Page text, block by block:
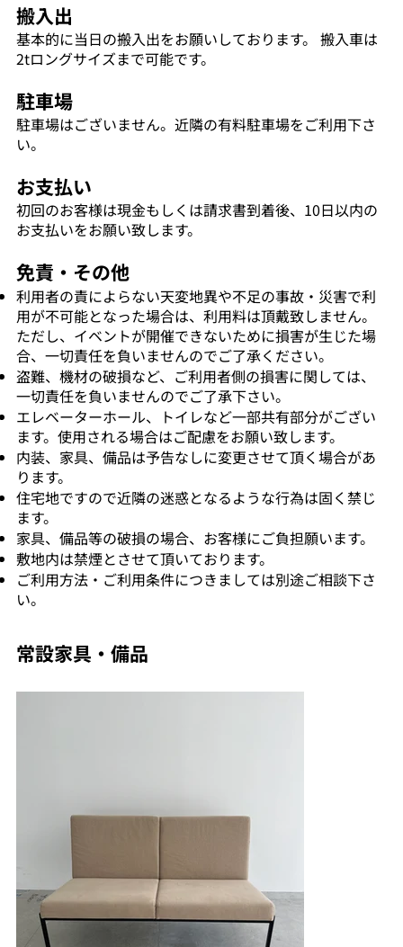
搬入出
基本的に当日の搬入出をお願いしております。 搬入車は
2tロングサイズまで可能です。
駐車場
駐車場はございません。近隣の有料駐車場をご利用下さ
い。
お支払い
初回のお客様は現金もしくは請求書到着後、10日以内の
お支払いをお願い致します。
免責・その他
利用者の責によらない天変地異や不足の事故・災害で利
用が不可能となった場合は、利用料は頂戴致しません。
ただし、イベントが開催できないために損害が生じた場
合、一切責任を負いませんのでご了承ください。
盗難、機材の破損など、ご利用者側の損害に関しては、
一切責任を負いませんのでご了承下さい。
エレベーターホール、トイレなど一部共有部分がござい
ます。使用される場合はご配慮をお願い致します。
内装、家具、備品は予告なしに変更させて頂く場合があ
ります。
住宅地ですので近隣の迷惑となるような行為は固く禁じ
ます。
家具、備品等の破損の場合、お客様にご負担願います。
敷地内は禁煙とさせて頂いております。
ご利用方法・ご利用条件につきましては別途ご相談下さ
い。
​常設家具・備品